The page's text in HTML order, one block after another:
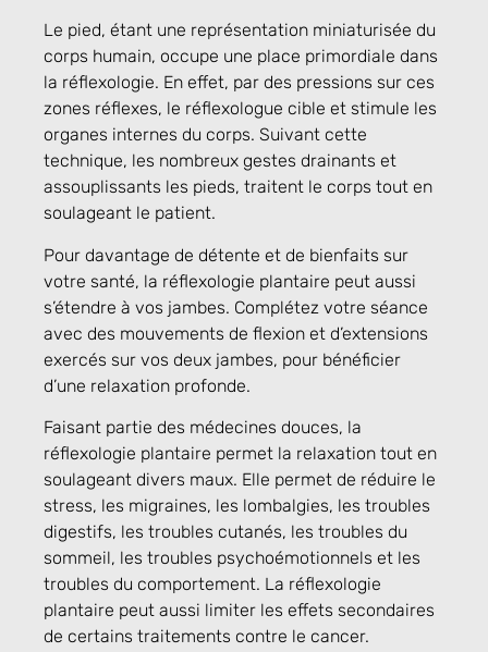
Le pied, étant une représentation miniaturisée du
corps humain, occupe une place primordiale dans
la réflexologie. En effet, par des pressions sur ces
zones réflexes, le réflexologue cible et stimule les
organes internes du corps. Suivant cette
technique, les nombreux gestes drainants et
assouplissants les pieds, traitent le corps tout en
soulageant le patient.
Pour davantage de détente et de bienfaits sur
votre santé, la réflexologie plantaire peut aussi
s’étendre à vos jambes. Complétez votre séance
avec des mouvements de flexion et d’extensions
exercés sur vos deux jambes, pour bénéficier
d’une relaxation profonde.
Faisant partie des médecines douces, la
réflexologie plantaire permet la relaxation tout en
soulageant divers maux. Elle permet de réduire le
stress, les migraines, les lombalgies, les troubles
digestifs, les troubles cutanés, les troubles du
sommeil, les troubles psychoémotionnels et les
troubles du comportement. La réflexologie
plantaire peut aussi limiter les effets secondaires
de certains traitements contre le cancer.